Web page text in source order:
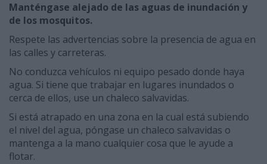
Manténgase alejado de las aguas de inundación y
de los mosquitos.
Respete las advertencias sobre la presencia de agua en
las calles y carreteras.
No conduzca vehículos ni equipo pesado donde haya
agua. Si tiene que trabajar en lugares inundados o
cerca de ellos, use un chaleco salvavidas.
Si está atrapado en una zona en la cual está subiendo
el nivel del agua, póngase un chaleco salvavidas o
mantenga a la mano cualquier cosa que le ayude a
flotar.